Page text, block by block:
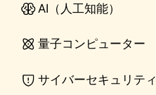
AI（人工知能）
量子コンピューター
サイバーセキュリティ